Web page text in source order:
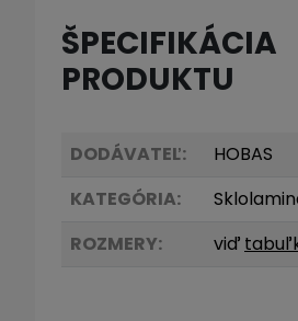
ŠPECIFIKÁCIA
PRODUKTU
DODÁVATEĽ:
HOBAS
KATEGÓRIA:
ROZMERY:
viď